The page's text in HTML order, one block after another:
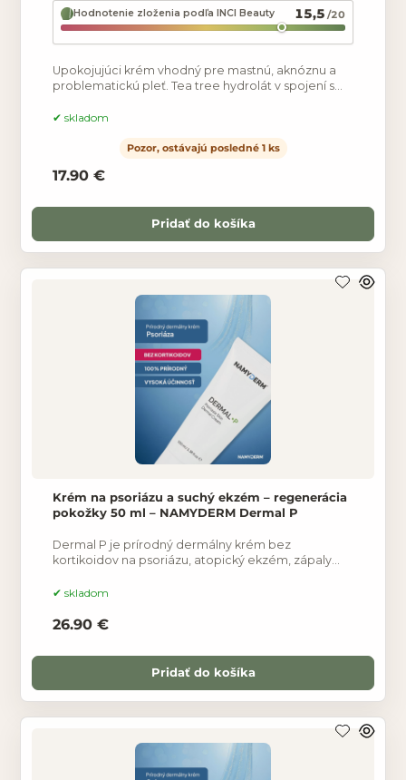
Hodnotenie zloženia podľa INCI Beauty 15,5 /20
Upokojujúci krém vhodný pre mastnú, aknóznu a
problematickú pleť. Tea tree hydrolát v spojení s
bojovníkmi proti
skladom
Pozor, ostávajú posledné 1 ks
17.90 €
Pridať do košíka
Krém na psoriázu a suchý ekzém – regenerácia
pokožky 50 ml – NAMYDERM Dermal P
Dermal P je prírodný dermálny krém bez
kortikoidov na psoriázu, atopický ekzém, zápaly
skladom
26.90 €
Pridať do košíka